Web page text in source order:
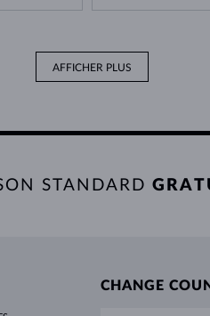
AFFICHER PLUS
STANDARD
CHANGE